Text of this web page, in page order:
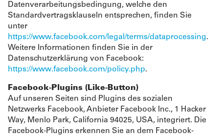
Datenverarbeitungsbedingung, welche den
Standardvertragsklauseln entsprechen, finden Sie
unter
https://www.facebook.com/legal/terms/dataprocessing.
Weitere Informationen finden Sie in der
Datenschutzerklärung von Facebook:
https://www.facebook.com/policy.php.
Facebook-Plugins (Like-Button)
Auf unseren Seiten sind Plugins des sozialen
Netzwerks Facebook, Anbieter Facebook Inc., 1 Hacker
Way, Menlo Park, California 94025, USA, integriert. Die
Facebook-Plugins erkennen Sie an dem Facebook-